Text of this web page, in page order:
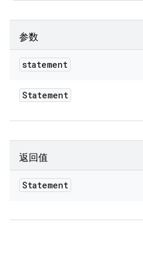
参数
statement
Statement
返回值
Statement